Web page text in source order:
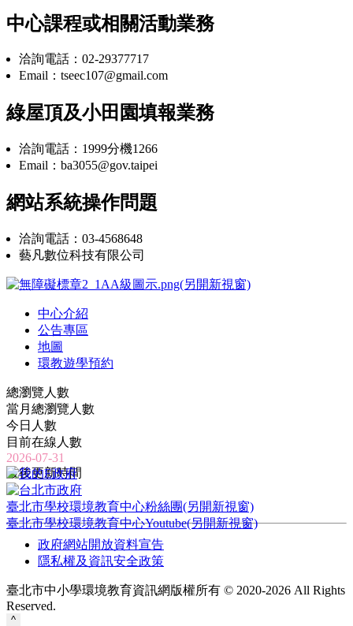
中心課程或相關活動業務
洽詢電話：02-29377717
Email：tseec107@gmail.com
綠屋頂及小田園填報業務
洽詢電話：1999分機1266
Email：ba3055@gov.taipei
網站系統操作問題
洽詢電話：03-4568648
藝凡數位科技有限公司
中心介紹
公告專區
地圖
環教遊學預約
總瀏覽人數
當月總瀏覽人數
今日人數
目前在線人數
2026-07-31
最後更新時間
臺北市學校環境教育中心粉絲團(另開新視窗)
臺北市學校環境教育中心Youtube(另開新視窗)
政府網站開放資料宣告
隱私權及資訊安全政策
臺北市中小學環境教育資訊網版權所有 © 2020-2026 All Rights
Reserved.